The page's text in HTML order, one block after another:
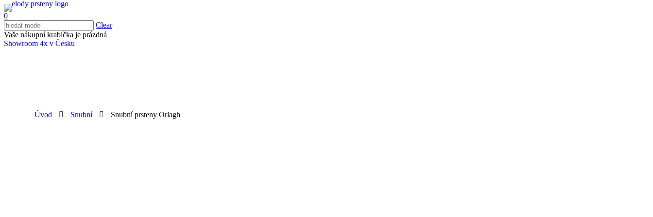
0
Clear
Vaše nákupní krabička je prázdná
Showroom 4x v Česku
Úvod Snubní Snubní prsteny Orlagh